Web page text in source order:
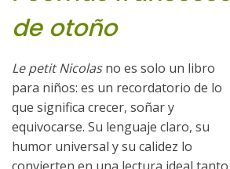
de otoño
Le petit Nicolasno es solo un libro
para niños: es un recordatorio de lo
que significa crecer, soñar y
equivocarse. Su lenguaje claro, su
humor universal y su calidez lo